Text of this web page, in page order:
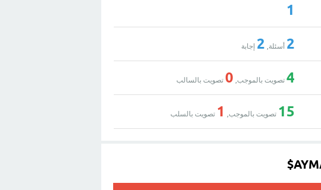
1
2 أسئلة, 2 إجابة
4 تصويت بالموجب, 0 تصويت بالسالب
15 تصويت بالموجب, 1 تصويت بالسلب